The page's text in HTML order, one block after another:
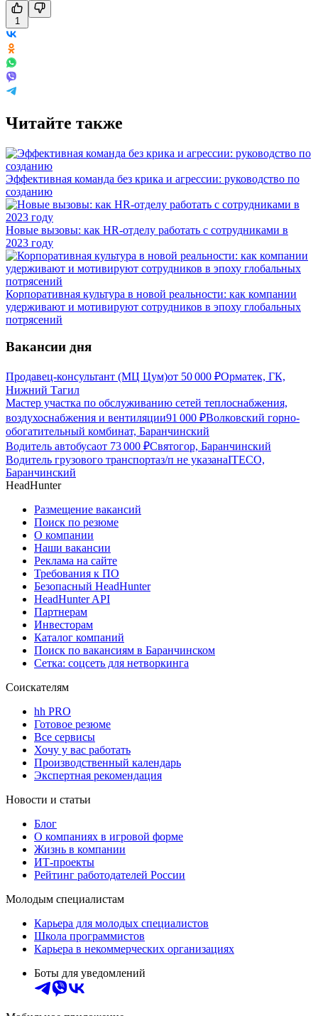
1
Читайте также
Эффективная команда без крика и агрессии: руководство по
созданию
Новые вызовы: как HR-отделу работать с сотрудниками в
2023 году
Корпоративная культура в новой реальности: как компании
удерживают и мотивируют сотрудников в эпоху глобальных
потрясений
Вакансии дня
Продавец-консультант (МЦ Цум)от 50 000 ₽Орматек, ГК,
Нижний Тагил
Мастер участка по обслуживанию сетей теплоснабжения,
воздухоснабжения и вентиляции91 000 ₽Волковский горно-
обогатительный комбинат, Баранчинский
Водитель автобусаот 73 000 ₽Святогор, Баранчинский
Водитель грузового транспортаз/п не указанаITECO,
Баранчинский
HeadHunter
Размещение вакансий
Поиск по резюме
О компании
Наши вакансии
Реклама на сайте
Требования к ПО
Безопасный HeadHunter
HeadHunter API
Партнерам
Инвесторам
Каталог компаний
Поиск по вакансиям в Баранчинском
Сетка: соцсеть для нетворкинга
Соискателям
hh PRO
Готовое резюме
Все сервисы
Хочу у вас работать
Производственный календарь
Экспертная рекомендация
Новости и статьи
Блог
О компаниях в игровой форме
Жизнь в компании
ИТ-проекты
Рейтинг работодателей России
Молодым специалистам
Карьера для молодых специалистов
Школа программистов
Карьера в некоммерческих организациях
Боты для уведомлений